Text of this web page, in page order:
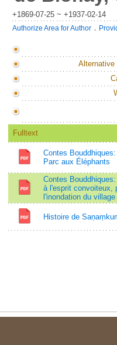
+1869-07-25 ~ +1937-02-14
Authorize Area for Author．
Alternative
Fulltext
Contes
Parc aux Éléphants
Contes
à l'esprit convoiteux,
l'inondation du
Histoire de